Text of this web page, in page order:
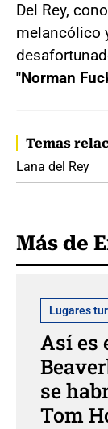
Del Rey,
melancólico
"Norman
Temas
Lana del Rey
Más de
Lugares
Así es
se
Tom